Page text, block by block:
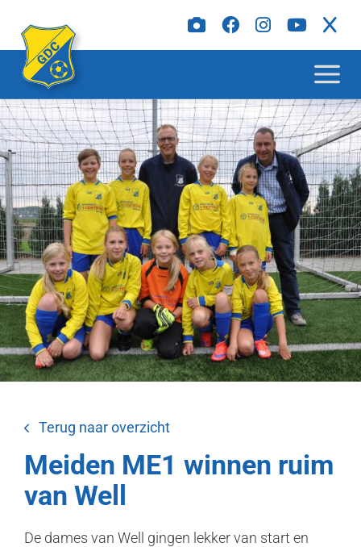
Terug naar overzicht
Meiden ME1 winnen ruim
van Well
De dames van Well gingen lekker van start en